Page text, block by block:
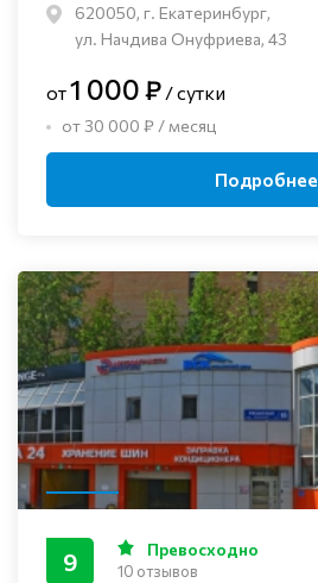
620050, г. Екатеринбург,
ул. Начдива Онуфриева, 43
от1 000 ₽ / сутки
от 30 000 ₽ / месяц
Подробнее
9 Превосходно
10 отзывов